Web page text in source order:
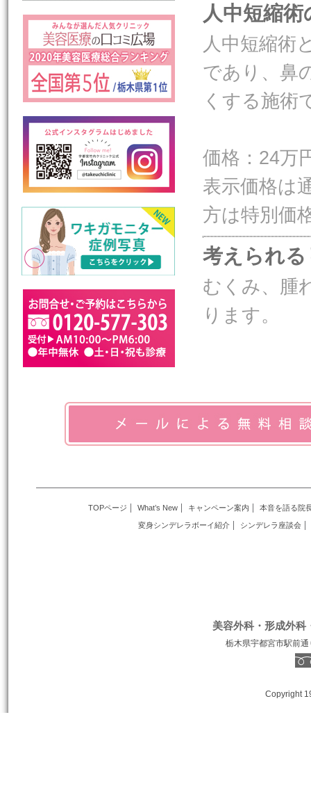
人中短縮
人中短縮術
であり、鼻
くする施術
価格：24万
表示価格は
方は特別価
考えられ
むくみ、腫
ります。
TOPページ What’s New キャンペーン案内 本音を語る院
変身シンデレラボーイ紹介 シンデレラ座談会
美容外科・形成外科
栃木県宇都宮市駅前
Copyright